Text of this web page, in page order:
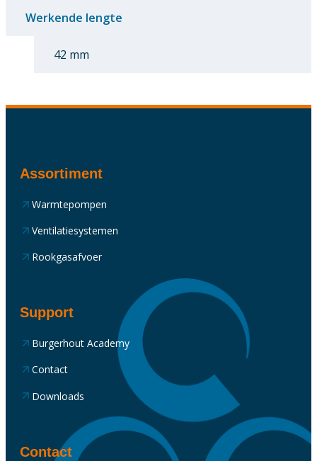
Werkende lengte
42 mm
Assortiment
Warmtepompen
Ventilatiesystemen
Rookgasafvoer
Support
Burgerhout Academy
Contact
Downloads
Contact